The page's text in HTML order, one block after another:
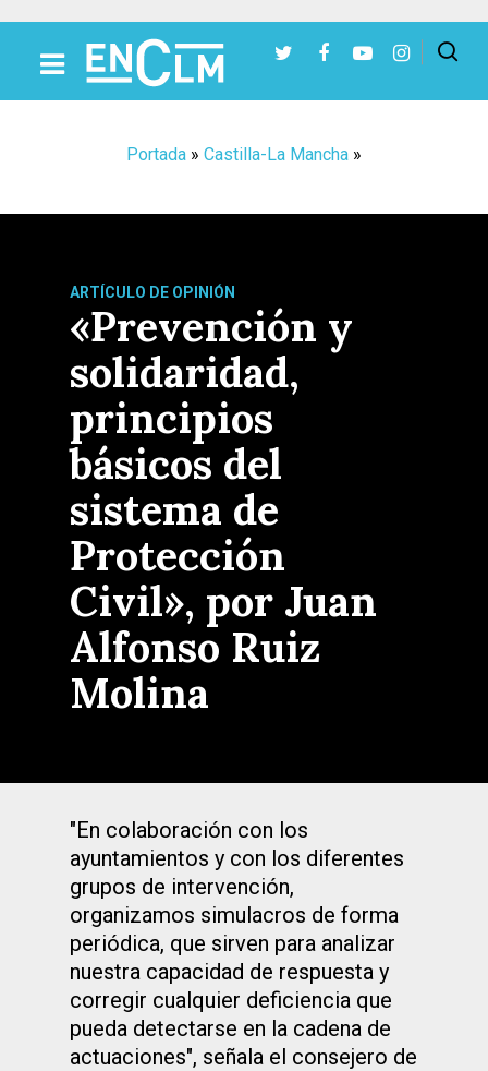
Portada » Castilla-La Mancha »
ARTÍCULO DE OPINIÓN
«Prevención y
solidaridad,
principios
básicos del
sistema de
Protección
Civil», por Juan
Alfonso Ruiz
Molina
"En colaboración con los
ayuntamientos y con los diferentes
grupos de intervención,
organizamos simulacros de forma
periódica, que sirven para analizar
nuestra capacidad de respuesta y
corregir cualquier deficiencia que
pueda detectarse en la cadena de
actuaciones", señala el consejero de